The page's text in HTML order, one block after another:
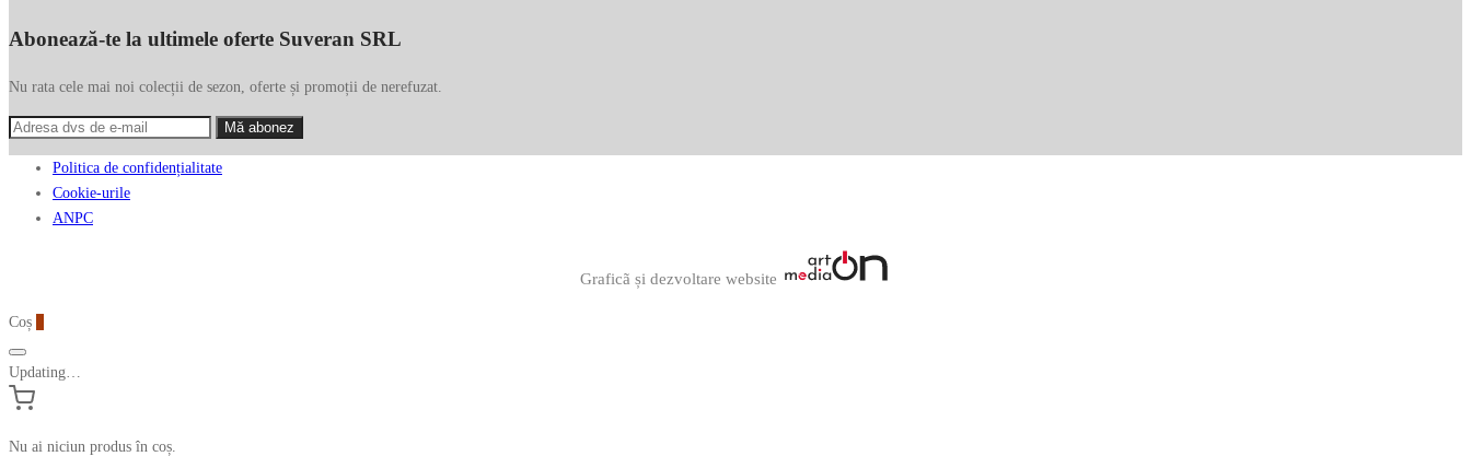
Abonează-te la ultimele oferte Suveran SRL
Nu rata cele mai noi colecții de sezon, oferte și promoții de nerefuzat.
Politica de confidențialitate
Cookie-urile
ANPC
Graficã și dezvoltare website
Coș
Updating…
Nu ai niciun produs în coș.